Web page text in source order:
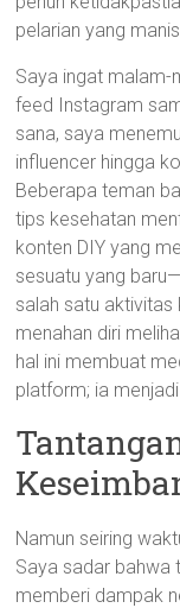
pelarian yang
Saya ingat malam-
feed Instagram
sana, saya
influencer hingga
Beberapa teman
tips kesehatan
konten DIY yang
sesuatu yang
salah satu aktivitas
menahan diri
hal ini membuat
platform; ia
Namun seiring
Saya sadar bahwa
memberi dampak